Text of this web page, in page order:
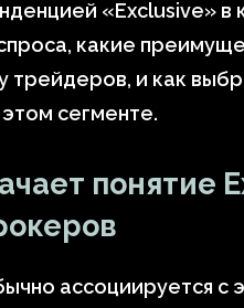
«Exclusive» в
какие
трейдеров, и как
сегменте.
понятие
ассоциируется с